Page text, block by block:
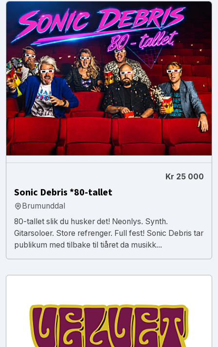
Kr 25 000
Sonic Debris *80-tallet
Brumunddal
80-tallet slik du husker det! Neonlys. Synth.
Gitarsoloer. Store refrenger. Full fest! Sonic Debris tar
publikum med tilbake til tiåret da musikk...